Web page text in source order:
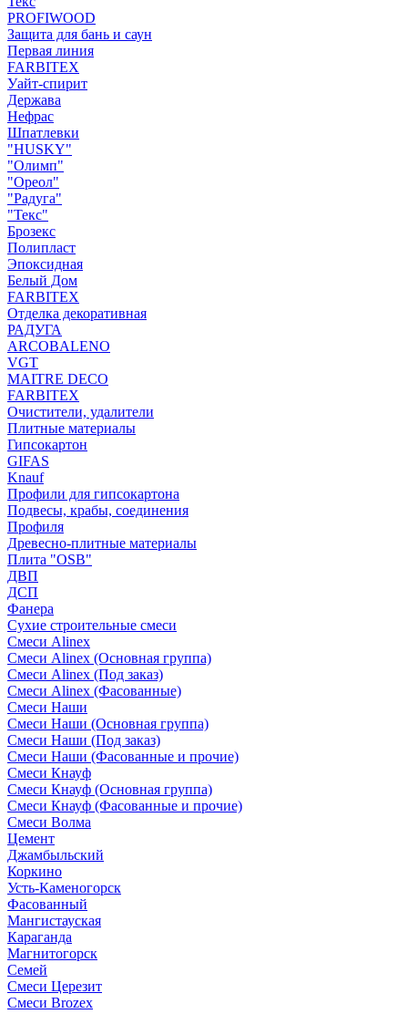
PROFIWOOD
Защита для бань и саун
Первая линия
FARBITEX
Уайт-спирит
Держава
Нефрас
Шпатлевки
"HUSKY"
"Олимп"
"Ореол"
"Радуга"
"Текс"
Брозекс
Полипласт
Эпоксидная
Белый Дом
FARBITEX
Отделка декоративная
РАДУГА
ARCOBALENO
VGT
MAITRE DECO
FARBITEX
Очистители, удалители
Плитные материалы
Гипсокартон
GIFAS
Knauf
Профили для гипсокартона
Подвесы, крабы, соединения
Профиля
Древесно-плитные материалы
Плита "OSB"
ДВП
ДСП
Фанера
Сухие строительные смеси
Смеси Alinex
Смеси Alinex (Основная группа)
Смеси Alinex (Под заказ)
Смеси Alinex (Фасованные)
Смеси Наши
Смеси Наши (Основная группа)
Смеси Наши (Под заказ)
Смеси Наши (Фасованные и прочие)
Смеси Кнауф
Смеси Кнауф (Основная группа)
Смеси Кнауф (Фасованные и прочие)
Смеси Волма
Цемент
Джамбыльский
Коркино
Усть-Каменогорск
Фасованный
Мангистауская
Караганда
Магнитогорск
Семей
Смеси Церезит
Смеси Brozex